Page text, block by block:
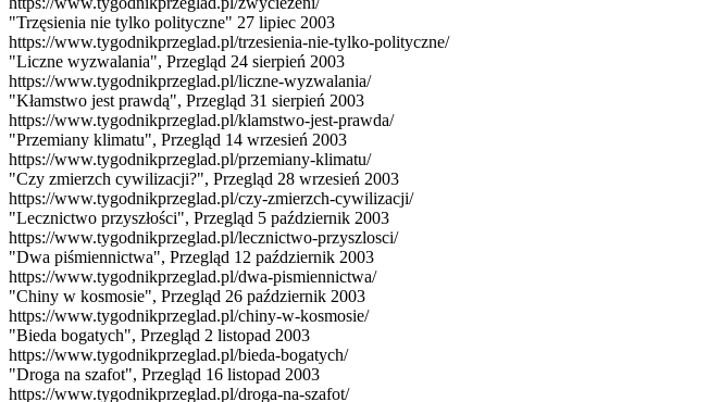
"Trzęsienia nie tylko polityczne" 27 lipiec 2003
https://www.tygodnikprzeglad.pl/trzesienia-nie-tylko-polityczne/
"Liczne wyzwalania", Przegląd 24 sierpień 2003
https://www.tygodnikprzeglad.pl/liczne-wyzwalania/
"Kłamstwo jest prawdą", Przegląd 31 sierpień 2003
https://www.tygodnikprzeglad.pl/klamstwo-jest-prawda/
"Przemiany klimatu", Przegląd 14 wrzesień 2003
https://www.tygodnikprzeglad.pl/przemiany-klimatu/
"Czy zmierzch cywilizacji?", Przegląd 28 wrzesień 2003
https://www.tygodnikprzeglad.pl/czy-zmierzch-cywilizacji/
"Lecznictwo przyszłości", Przegląd 5 październik 2003
https://www.tygodnikprzeglad.pl/lecznictwo-przyszlosci/
"Dwa piśmiennictwa", Przegląd 12 październik 2003
https://www.tygodnikprzeglad.pl/dwa-pismiennictwa/
"Chiny w kosmosie", Przegląd 26 październik 2003
https://www.tygodnikprzeglad.pl/chiny-w-kosmosie/
"Bieda bogatych", Przegląd 2 listopad 2003
https://www.tygodnikprzeglad.pl/bieda-bogatych/
"Droga na szafot", Przegląd 16 listopad 2003
https://www.tygodnikprzeglad.pl/droga-na-szafot/